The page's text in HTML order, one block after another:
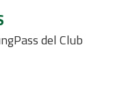
del Club